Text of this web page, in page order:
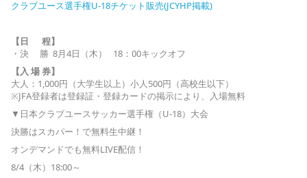
クラブユース選手権U-18チケット販売(JCYHP掲載)
【日 程】
・決 勝 8月4日（木） 18：00キックオフ
【入 場 券】
大人：1,000円（大学生以上）小人500円（高校生以下）
※JFA登録者は登録証・登録カードの掲示により、入場無料
▼日本クラブユースサッカー選手権（U-18）大会
決勝はスカパー！で無料生中継！
オンデマンドでも無料LIVE配信！
8/4（木）18:00～